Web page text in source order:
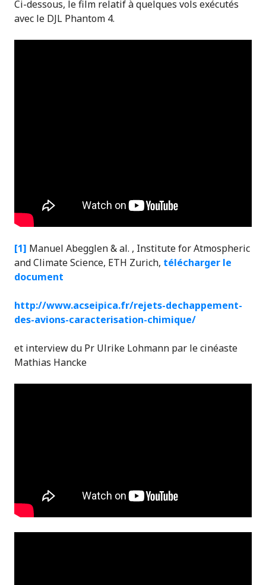
Ci-dessous, le film relatif à quelques vols exécutés
avec le DJL Phantom 4.
[1] Manuel Abegglen & al. , Institute for Atmospheric
and Climate Science, ETH Zurich, télécharger le
document
http://www.acseipica.fr/rejets-dechappement-
des-avions-caracterisation-chimique/
et interview du Pr Ulrike Lohmann par le cinéaste
Mathias Hancke